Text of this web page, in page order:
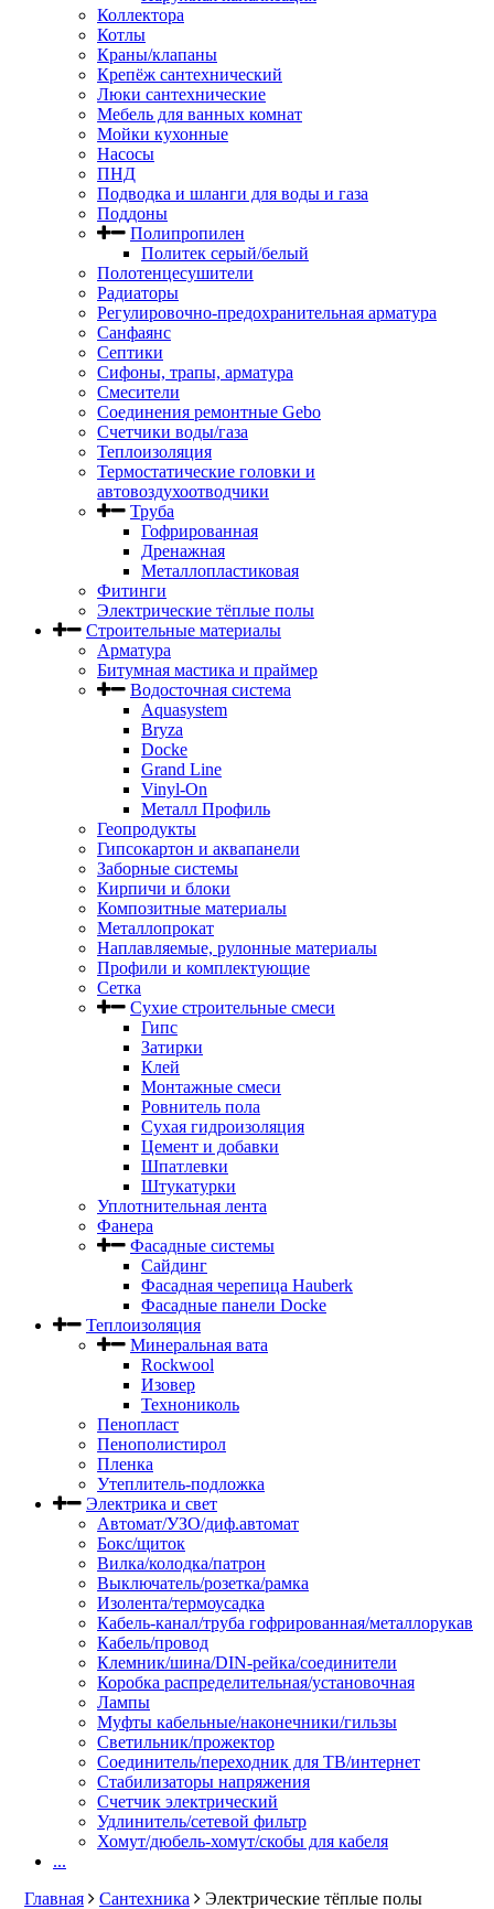
Коллектора
Котлы
Краны/клапаны
Крепёж сантехнический
Люки сантехнические
Мебель для ванных комнат
Мойки кухонные
Насосы
ПНД
Подводка и шланги для воды и газа
Поддоны
Полипропилен
Политек серый/белый
Полотенцесушители
Радиаторы
Регулировочно-предохранительная арматура
Санфаянс
Септики
Сифоны, трапы, арматура
Смесители
Соединения ремонтные Gebo
Счетчики воды/газа
Теплоизоляция
Термостатические головки и
автовоздухоотводчики
Труба
Гофрированная
Дренажная
Металлопластиковая
Фитинги
Электрические тёплые полы
Строительные материалы
Арматура
Битумная мастика и праймер
Водосточная система
Aquasystem
Bryza
Docke
Grand Line
Vinyl-On
Металл Профиль
Геопродукты
Гипсокартон и аквапанели
Заборные системы
Кирпичи и блоки
Композитные материалы
Металлопрокат
Наплавляемые, рулонные материалы
Профили и комплектующие
Сетка
Сухие строительные смеси
Гипс
Затирки
Клей
Монтажные смеси
Ровнитель пола
Сухая гидроизоляция
Цемент и добавки
Шпатлевки
Штукатурки
Уплотнительная лента
Фанера
Фасадные системы
Сайдинг
Фасадная черепица Hauberk
Фасадные панели Docke
Теплоизоляция
Минеральная вата
Rockwool
Изовер
Технониколь
Пенопласт
Пенополистирол
Пленка
Утеплитель-подложка
Электрика и свет
Автомат/УЗО/диф.автомат
Бокс/щиток
Вилка/колодка/патрон
Выключатель/розетка/рамка
Изолента/термоусадка
Кабель-канал/труба гофрированная/металлорукав
Кабель/провод
Клемник/шина/DIN-рейка/соединители
Коробка распределительная/установочная
Лампы
Муфты кабельные/наконечники/гильзы
Светильник/прожектор
Соединитель/переходник для ТВ/интернет
Стабилизаторы напряжения
Счетчик электрический
Удлинитель/сетевой фильтр
Хомут/дюбель-хомут/скобы для кабеля
...
Главная
Сантехника Электрические тёплые полы